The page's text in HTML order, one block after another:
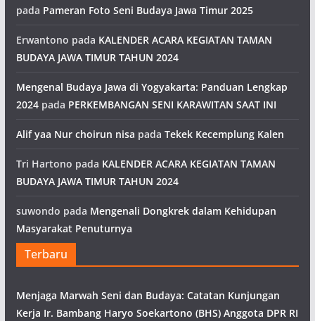
pada Pameran Foto Seni Budaya Jawa Timur 2025
Erwantono pada KALENDER ACARA KEGIATAN TAMAN
BUDAYA JAWA TIMUR TAHUN 2024
Mengenal Budaya Jawa di Yogyakarta: Panduan Lengkap
2024pada PERKEMBANGAN SENI KARAWITAN SAAT INI
Alif yaa Nur choirun nisa pada Tekek Kecemplung Kalen
Tri Hartono pada KALENDER ACARA KEGIATAN TAMAN
BUDAYA JAWA TIMUR TAHUN 2024
suwondo pada Mengenali Dongkrek dalam Kehidupan
Masyarakat Penuturnya
Terbaru
Menjaga Marwah Seni dan Budaya: Catatan Kunjungan
Kerja Ir. Bambang Haryo Soekartono (BHS) Anggota DPR RI